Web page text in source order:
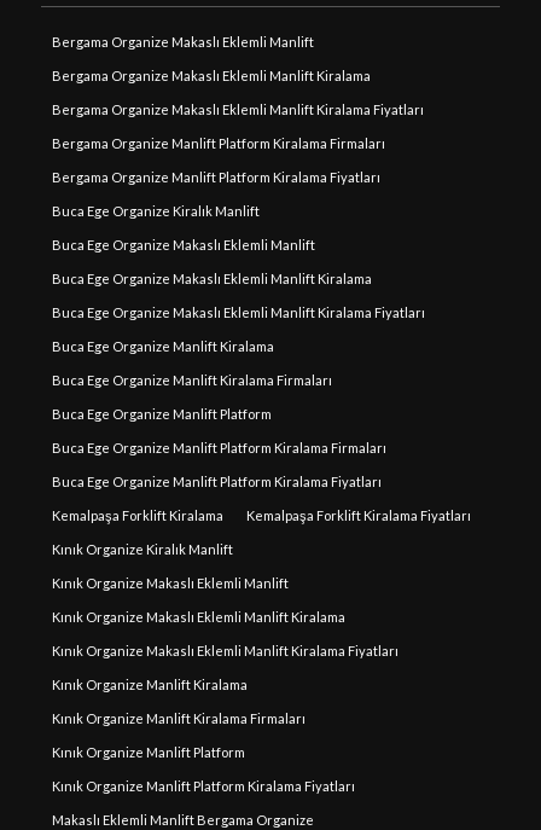
Bergama Organize Makaslı Eklemli Manlift
Bergama Organize Makaslı Eklemli Manlift Kiralama
Bergama Organize Makaslı Eklemli Manlift Kiralama Fiyatları
Bergama Organize Manlift Platform Kiralama Firmaları
Bergama Organize Manlift Platform Kiralama Fiyatları
Buca Ege Organize Kiralık Manlift
Buca Ege Organize Makaslı Eklemli Manlift
Buca Ege Organize Makaslı Eklemli Manlift Kiralama
Buca Ege Organize Makaslı Eklemli Manlift Kiralama Fiyatları
Buca Ege Organize Manlift Kiralama
Buca Ege Organize Manlift Kiralama Firmaları
Buca Ege Organize Manlift Platform
Buca Ege Organize Manlift Platform Kiralama Firmaları
Buca Ege Organize Manlift Platform Kiralama Fiyatları
Kemalpaşa Forklift Kiralama Kemalpaşa Forklift Kiralama Fiyatları
Kınık Organize Kiralık Manlift
Kınık Organize Makaslı Eklemli Manlift
Kınık Organize Makaslı Eklemli Manlift Kiralama
Kınık Organize Makaslı Eklemli Manlift Kiralama Fiyatları
Kınık Organize Manlift Kiralama
Kınık Organize Manlift Kiralama Firmaları
Kınık Organize Manlift Platform
Kınık Organize Manlift Platform Kiralama Fiyatları
Makaslı Eklemli Manlift Bergama Organize